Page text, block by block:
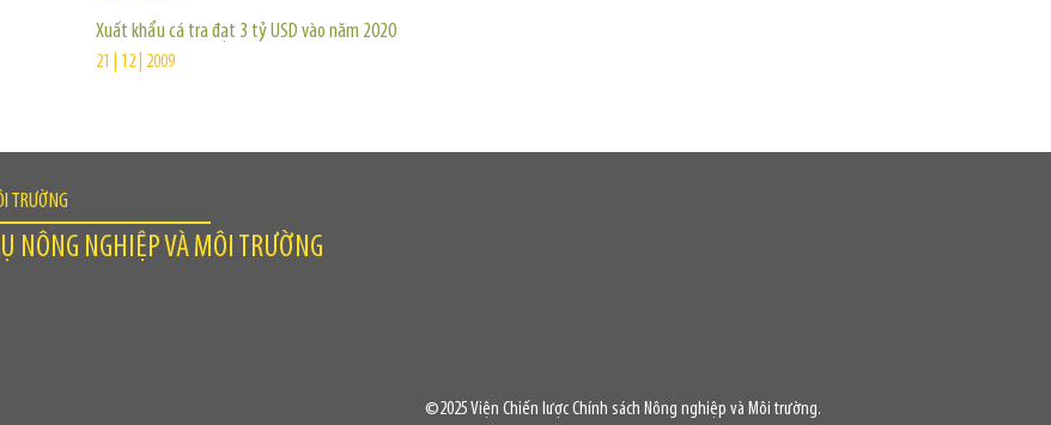
Xuất khẩu cá tra đạt 3 tỷ USD vào năm 2020
21 | 12 | 2009
TRƯỜNG
NÔNG NGHIỆP VÀ MÔI TRƯỜNG
©2025 Viện Chiến lược Chính sách Nông nghiệp và Môi trường.